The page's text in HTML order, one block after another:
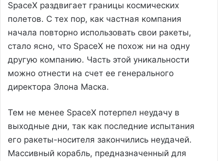
SpaceX раздвигает границы космических
полетов. С тех пор, как частная компания
начала повторно использовать свои ракеты,
стало ясно, что SpaceX не похож ни на одну
другую компанию. Часть этой уникальности
можно отнести на счет ее генерального
директора Элона Маска.
Тем не менее SpaceX потерпел неудачу в
выходные дни, так как последние испытания
его ракеты-носителя закончились неудачей.
Массивный корабль, предназначенный для